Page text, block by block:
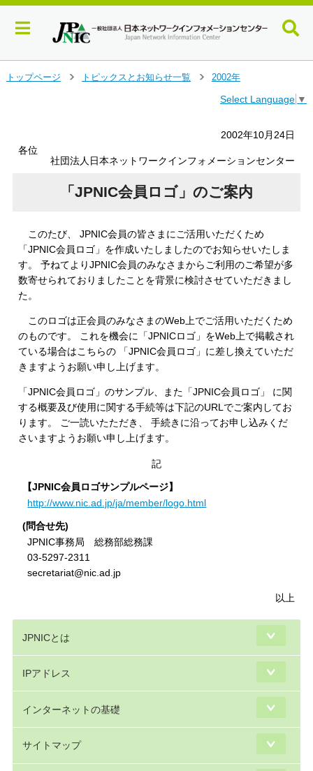
トップページ
トピックスとお知らせ一覧
2002年
Select Language ▼
2002年10月24日
各位
社団法人日本ネットワークインフォメーションセンター
「JPNIC会員ロゴ」のご案内
このたび、 JPNIC会員の皆さまにご活用いただくため
「JPNIC会員ロゴ」を作成いたしましたのでお知らせいたしま
す。 予ねてよりJPNIC会員のみなさまからご利用のご希望が多
数寄せられておりましたことを背景に検討させていただきまし
た。
このロゴは正会員のみなさまのWeb上でご活用いただくため
のものです。 これを機会に「JPNICロゴ」をWeb上で掲載され
ている場合はこちらの 「JPNIC会員ロゴ」に差し換えていただ
きますようお願い申し上げます。
「JPNIC会員ロゴ」のサンプル、また「JPNIC会員ロゴ」 に関
する概要及び使用に関する手続等は下記のURLでご案内してお
ります。 ご一読いたただき、 手続きに沿ってお申し込みくだ
さいますようお願い申し上げます。
記
【JPNIC会員ロゴサンプルページ】
http://www.nic.ad.jp/ja/member/logo.html
(問合せ先)
JPNIC事務局 総務部総務課
03-5297-2311
secretariat@nic.ad.jp
以上
JPNICとは
IPアドレス
インターネットの基礎
サイトマップ